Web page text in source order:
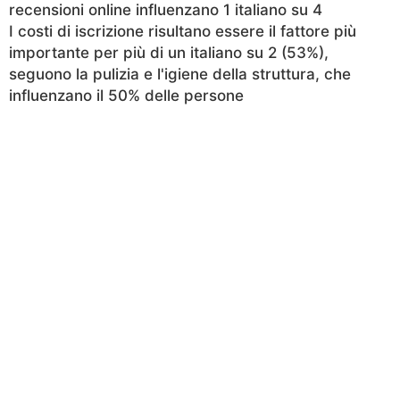
recensioni online influenzano 1 italiano su 4
I costi di iscrizione risultano essere il fattore più
importante per più di un italiano su 2 (53%),
seguono la pulizia e l'igiene della struttura, che
influenzano il 50% delle persone